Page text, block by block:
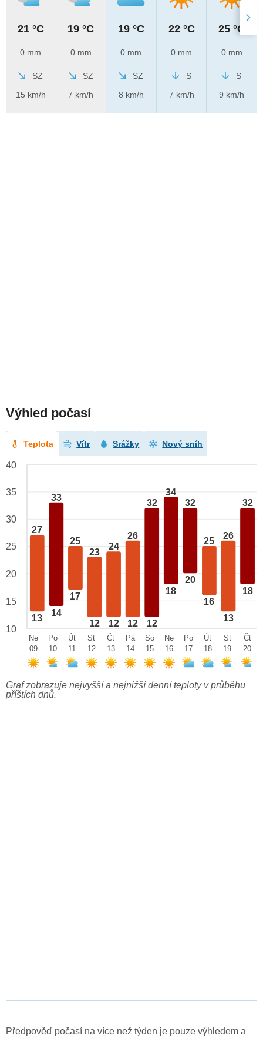
21 °C
0 mm
SZ
15 km/h
19 °C
0 mm
SZ
7 km/h
19 °C
0 mm
SZ
8 km/h
22 °C
0 mm
S
7 km/h
25 °C
0 mm
S
9 km/h
Výhled počasí
Teplota Vítr Srážky Nový sníh
27
13
33
14
25
17
23
12
24
12
26
12
32
12
34
18
32
20
25
16
26
13
32
18
40
35
30
25
20
15
10
Ne
09
Po
10
Út
11
St
12
Čt
13
Pá
14
So
15
Ne
16
Po
17
Út
18
St
19
Čt
20
Graf zobrazuje nejvyšší a nejnižší denní teploty v průběhu
příštích dnů.
Předpověď počasí na více než týden je pouze výhledem a